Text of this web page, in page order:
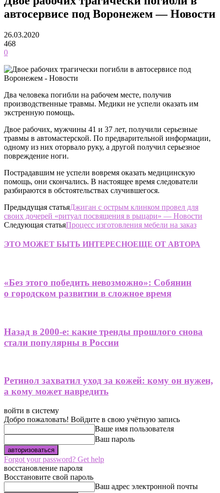
автосервисе под Воронежем — Новости
26.03.2020
468
0
Два человека погибли на рабочем месте, получив
производственные травмы. Медики не успели оказать им
экстренную помощь.
Двое рабочих, мужчины 41 и 37 лет, получили серьезные
травмы в автомастерской. По предварительной информации,
одному из них оторвало руку, а другой получил серьезное
повреждение ноги.
Пострадавшим не успели вовремя оказать медицинскую
помощь, они скончались. В настоящее время следователи
разбираются в обстоятельствах случившегося.
Предыдущая статьяДжиган с острым клинком провел для
своих дочерей «ритуал посвящения в рыцари» — Новости
Следующая статьяПроцесс изготовления мебели на заказ
ЭТО МОЖЕТ БЫТЬ ИНТЕРЕСНОЕЩЕ ОТ АВТОРА
«Без этого победить невозможно»: Собянин
о городском развитии в сложное время
Назад в 2000-е: какие тренды прошлого снова
стали популярны в России
Ретинол захватил уход за кожей: кому он нужен,
а кому может навредить
войти в систему
Добро пожаловать! Войдите в свою учётную запись
Ваше имя пользователя
Ваш пароль
Forgot your password? Get help
восстановление пароля
Восстановите свой пароль
Ваш адрес электронной почты